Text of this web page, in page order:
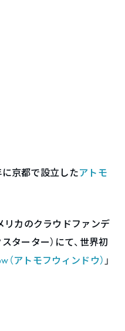
京都で設立したアトモ
リカのクラウドファンデ
ターター）にて、世界初
（アトモフウィンドウ） 」